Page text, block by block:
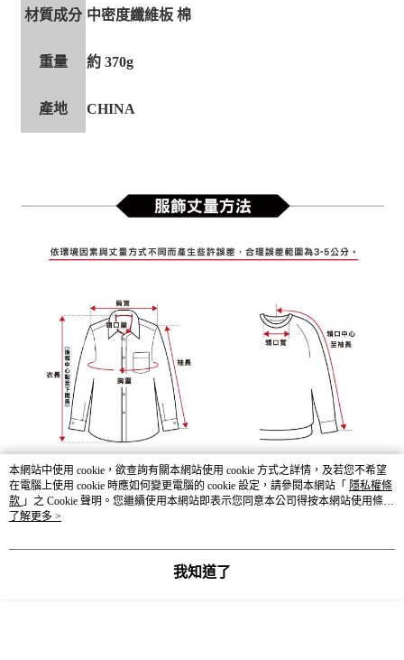
材質成分 中密度纖維板 棉
重量 約 370g
產地 CHINA
本網站中使用 cookie，欲查詢有關本網站使用 cookie 方式之詳情，及若您不希望
在電腦上使用 cookie 時應如何變更電腦的 cookie 設定，請參閱本網站「 隱私權條
款 」之 Cookie 聲明。您繼續使用本網站即表示您同意本公司得按本網站使用條款
之 Cookie 聲明使用 cookie。
了解更多 >
我知道了